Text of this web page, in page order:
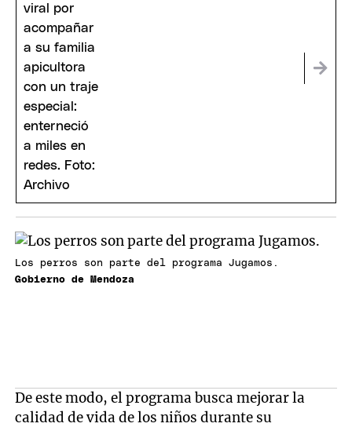
Los perros son parte del programa Jugamos.
Gobierno de Mendoza
De este modo, el programa busca mejorar la
calidad de vida de los niños durante su